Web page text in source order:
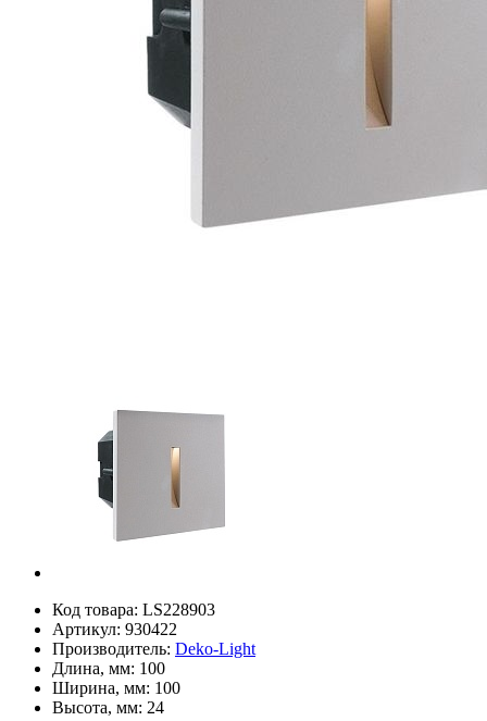
Код товара: LS228903
Артикул: 930422
Производитель: Deko-Light
Длина, мм: 100
Ширина, мм: 100
Высота, мм: 24